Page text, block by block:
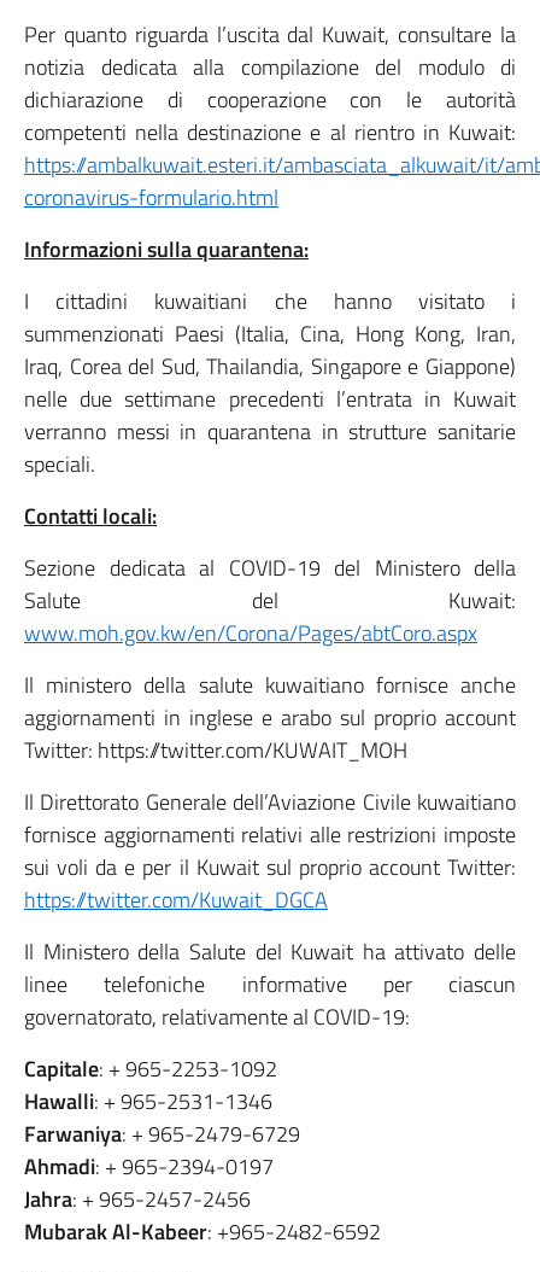
Per quanto riguarda l’uscita dal Kuwait, consultare la
notizia dedicata alla compilazione del modulo di
dichiarazione di cooperazione con le autorità
competenti nella destinazione e al rientro in Kuwait:
https://ambalkuwait.esteri.it/ambasciata_alkuwait/it/
coronavirus-formulario.html
Informazioni sulla quarantena:
I cittadini kuwaitiani che hanno visitato i
summenzionati Paesi (Italia, Cina, Hong Kong, Iran,
Iraq, Corea del Sud, Thailandia, Singapore e Giappone)
nelle due settimane precedenti l’entrata in Kuwait
verranno messi in quarantena in strutture sanitarie
speciali.
Contatti locali:
Sezione dedicata al COVID-19 del Ministero della
Salute del Kuwait:
www.moh.gov.kw/en/Corona/Pages/abtCoro.aspx
Il ministero della salute kuwaitiano fornisce anche
aggiornamenti in inglese e arabo sul proprio account
Twitter: https://twitter.com/KUWAIT_MOH
Il Direttorato Generale dell’Aviazione Civile kuwaitiano
fornisce aggiornamenti relativi alle restrizioni imposte
sui voli da e per il Kuwait sul proprio account Twitter:
https://twitter.com/Kuwait_DGCA
Il Ministero della Salute del Kuwait ha attivato delle
linee telefoniche informative per ciascun
governatorato, relativamente al COVID-19:
Capitale: + 965-2253-1092
Hawalli: + 965-2531-1346
Farwaniya: + 965-2479-6729
Ahmadi: + 965-2394-0197
Jahra: + 965-2457-2456
MubarakAl-Kabeer: +965-2482-6592